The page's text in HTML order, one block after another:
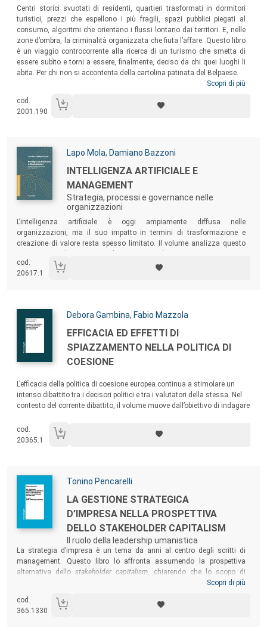
Centri storici svuotati di residenti, quartieri trasformati in dormitori
turistici, prezzi che espellono i più fragili, spazi pubblici piegati al
consumo, algoritmi che orientano i flussi lontano dai territori. E, nelle
zone d’ombra, la criminalità organizzata che fiuta l’affare. Questo libro
è un viaggio controcorrente alla ricerca di un turismo che smetta di
essere subìto e torni a essere, finalmente, deciso da chi quei luoghi li
abita. Per chi non si accontenta della cartolina patinata del Belpaese.
Scopri di più
cod.
2001.190
Autori:
Lapo Mola, Damiano Bazzoni
Titolo:
INTELLIGENZA ARTIFICIALE E
MANAGEMENT
Strategia, processi e governance nelle
organizzazioni
Sommario:
L’intelligenza artificiale è oggi ampiamente diffusa nelle
organizzazioni, ma il suo impatto in termini di trasformazione e
creazione di valore resta spesso limitato. Il volume analizza questo
proponendo una lettura che colloca l’AI all’interno del più ampio
percorso di trasformazione digitale.
cod.
20617.1
Autori:
Debora Gambina, Fabio Mazzola
Titolo:
EFFICACIA ED EFFETTI DI
SPIAZZAMENTO NELLA POLITICA DI
COESIONE
L’efficacia della politica di coesione europea continua a stimolare un
intenso dibattito tra i decisori politici e tra i valutatori della stessa. Nel
contesto del corrente dibattito, il volume muove dall’obiettivo di indagare
coesione nel caso italiano che sono particolarmente legate ad effetti di
spiazzamento che tale politica può innescare.
cod.
20365.1
Autori:
Tonino Pencarelli
Titolo:
LA GESTIONE STRATEGICA
D’IMPRESA NELLA PROSPETTIVA
DELLO STAKEHOLDER CAPITALISM
Il ruolo della leadership umanistica
Sommario:
La strategia d’impresa è un tema da anni al centro degli scritti di
management. Questo libro lo affronta assumendo la prospettiva
alternativa dello stakeholder capitalism, chiarendo che lo scopo di
un’impresa responsabile verso gli stakeholder deve essere non solo il
leadership umanistica nell’agire delle organizzazioni orientate al
capitalismo degli stakeholder. Un testo per studenti, ricercatori e
Scopri di più
cod.
365.1330